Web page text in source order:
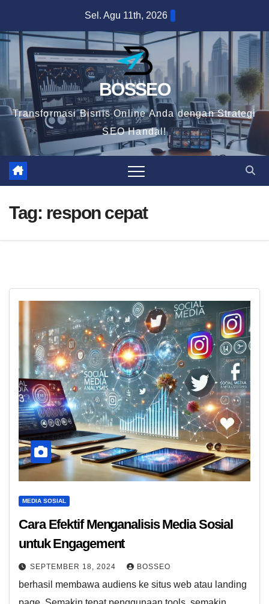
content
Sel. Agu 11th, 2026
BOSSEO
Transformasi Bisnis Online Anda dengan Strategi
SEO Handal!
Tag: respon cepat
MEDIA SOSIAL
Cara Efektif Menganalisis Media Sosial
untuk Engagement
SEPTEMBER 18, 2024 BOSSEO
berhasil membawa audiens ke situs web atau landing